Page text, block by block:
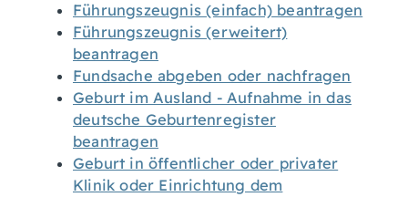
Führungszeugnis (einfach) beantragen
Führungszeugnis (erweitert)
beantragen
Fundsache abgeben oder nachfragen
Geburt im Ausland - Aufnahme in das
deutsche Geburtenregister
beantragen
Geburt in öffentlicher oder privater
Klinik oder Einrichtung dem